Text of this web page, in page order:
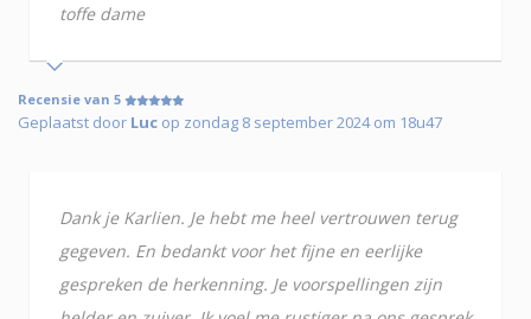
toffe dame
Recensie van 5
Geplaatst door Luc op zondag 8 september 2024 om 18u47
Dank je Karlien. Je hebt me heel vertrouwen terug
gegeven. En bedankt voor het fijne en eerlijke
gespreken de herkenning. Je voorspellingen zijn